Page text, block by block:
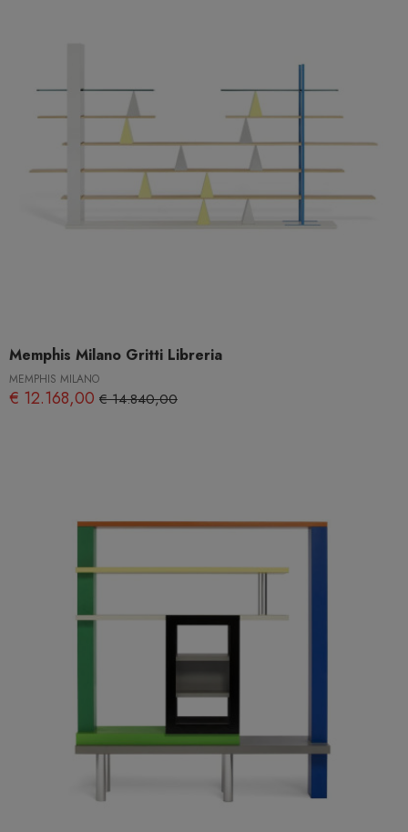
Memphis Milano Gritti Libreria
MEMPHIS MILANO
€ 12.168,00 € 14.840,00